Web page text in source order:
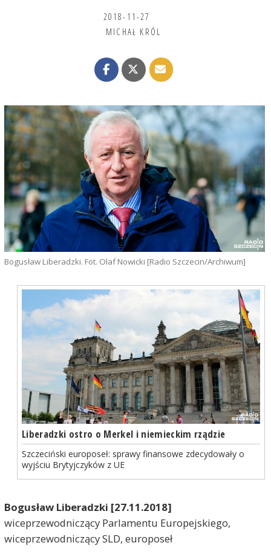
2018-11-27
MICHAŁ KRÓL
Bogusław Liberadzki. Fot. Olaf Nowicki [Radio Szczecin/Archiwum]
Liberadzki ostro o Merkel i niemieckim rządzie
Szczeciński europoseł: sprawy finansowe zdecydowały o
wyjściu Brytyjczyków z UE
Bogusław Liberadzki [27.11.2018]
wiceprzewodniczący Parlamentu Europejskiego,
wiceprzewodniczący SLD, europoseł